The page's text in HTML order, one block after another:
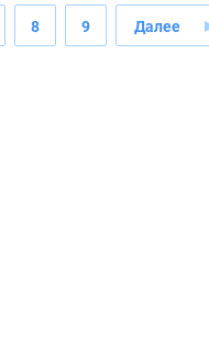
8 9 Далее